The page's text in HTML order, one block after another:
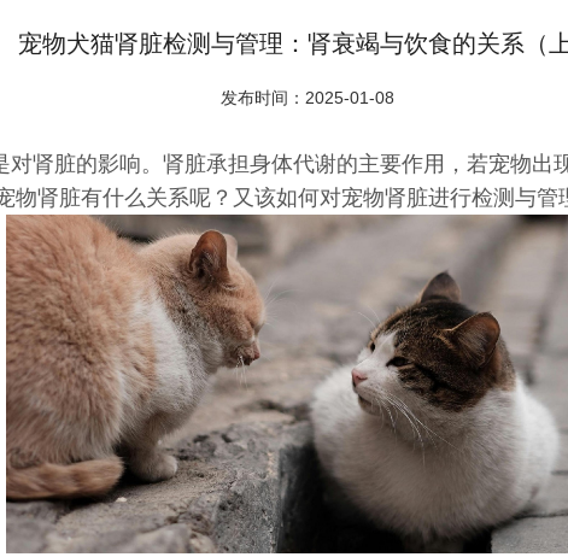
宠物犬猫肾脏检测与管理：肾衰竭与饮食的关系（上
发布时间：2025-01-08
肾脏的影响。肾脏承担身体代谢的主要作用，若宠物
肾脏有什么关系呢？又该如何对宠物肾脏进行检测与管